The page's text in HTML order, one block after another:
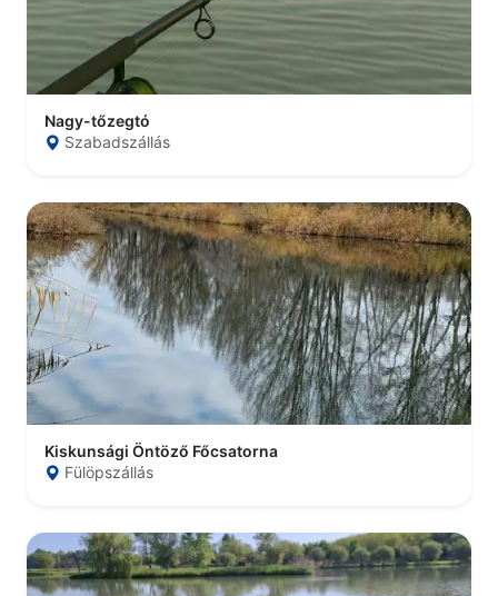
Nagy-tőzegtó
Szabadszállás
Kiskunsági Öntöző Főcsatorna
Fülöpszállás